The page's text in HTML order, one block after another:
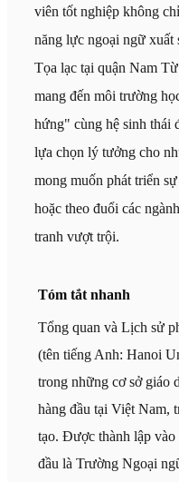
viên tốt nghiệp không
năng lực ngoại ngữ xuất
Tọa lạc tại quận Nam
mang đến môi trường
hứng" cùng hệ sinh thái
lựa chọn lý tưởng cho
mong muốn phát triển
hoặc theo đuổi các
tranh vượt trội.
Tóm tắt nhanh
Tổng quan và Lịch sử
(tên tiếng Anh: Hanoi
trong những cơ sở giáo
hàng đầu tại Việt Nam,
tạo. Được thành lập
đầu là Trường Ngoại